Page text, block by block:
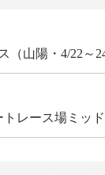
（山陽・4/22～
トレース場ミッ